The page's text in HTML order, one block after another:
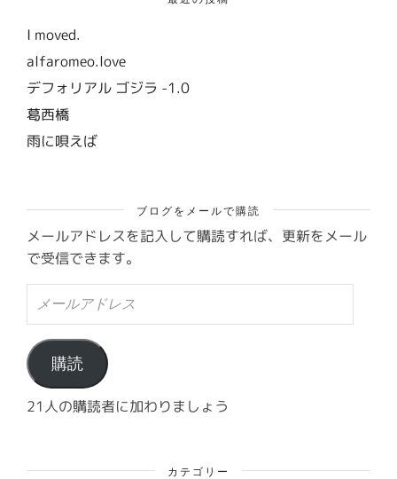
I moved.
alfaromeo.love
デフォリアル ゴジラ -1.0
葛西橋
雨に唄えば
ブログをメールで購読
メールアドレスを記入して購読すれば、更新をメール
で受信できます。
ル
ア
ド
レ
ス
購読
21人の購読者に加わりましょう
カテゴリー